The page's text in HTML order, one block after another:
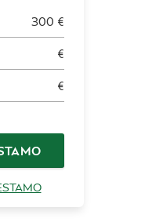
300 €
€
€